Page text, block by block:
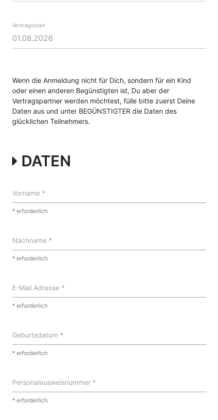
Vertragsstart
Wenn die Anmeldung nicht für Dich, sondern für ein Kind
oder einen anderen Begünstigten ist, Du aber der
Vertragspartner werden möchtest, fülle bitte zuerst Deine
Daten aus und unter BEGÜNSTIGTER die Daten des
glücklichen Teilnehmers.
DATEN
Vorname *
* erforderlich
Nachname *
* erforderlich
E-Mail Adresse *
* erforderlich
Geburtsdatum *
* erforderlich
Personalausweisnummer *
* erforderlich